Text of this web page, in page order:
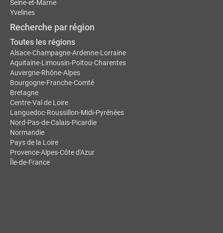
Seine-et-Marne
Yvelines
Recherche par région
Toutes les régions
Alsace-Champagne-Ardenne-Lorraine
Aquitaine-Limousin-Poitou-Charentes
Auvergne-Rhône-Alpes
Bourgogne-Franche-Comté
Bretagne
Centre-Val de Loire
Languedoc-Roussillon-Midi-Pyrénées
Nord-Pas-de-Calais-Picardie
Normandie
Pays de la Loire
Provence-Alpes-Côte d'Azur
Île-de-France